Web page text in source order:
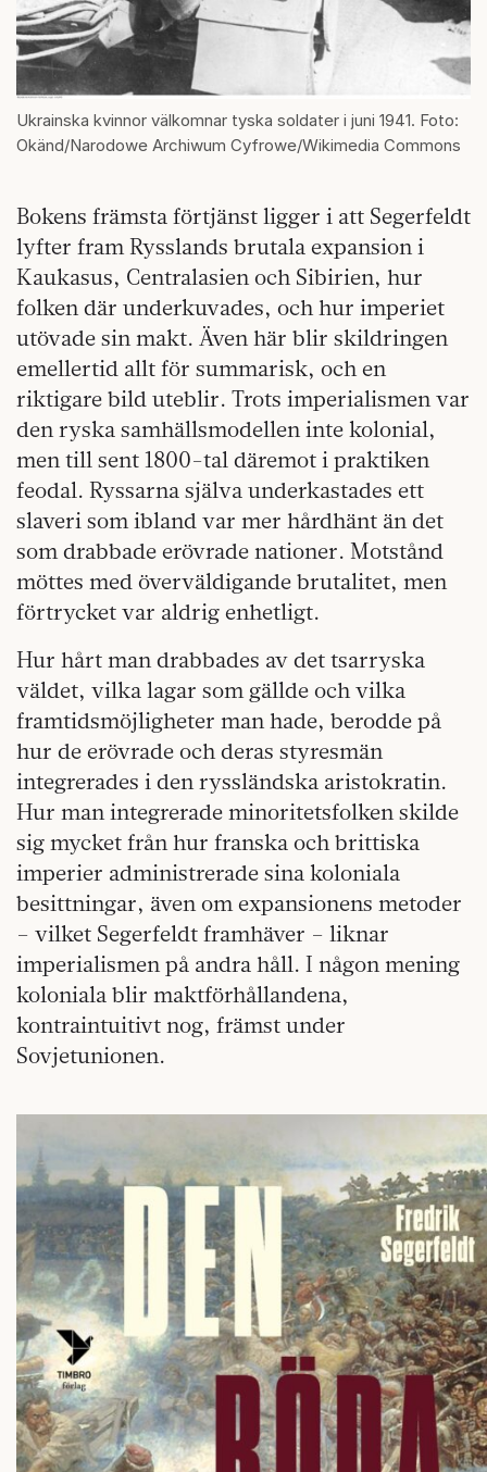
Ukrainska kvinnor välkomnar tyska soldater i juni 1941. Foto:
Okänd/Narodowe Archiwum Cyfrowe/Wikimedia Commons
Bokens främsta förtjänst ligger i att Segerfeldt
lyfter fram Rysslands brutala expansion i
Kaukasus, Centralasien och Sibirien, hur
folken där underkuvades, och hur imperiet
utövade sin makt. Även här blir skildringen
emellertid allt för summarisk, och en
riktigare bild uteblir. Trots imperialismen var
den ryska samhällsmodellen inte kolonial,
men till sent 1800-tal däremot i praktiken
feodal. Ryssarna själva underkastades ett
slaveri som ibland var mer hårdhänt än det
som drabbade erövrade nationer. Motstånd
möttes med överväldigande brutalitet, men
förtrycket var aldrig enhetligt.
Hur hårt man drabbades av det tsarryska
väldet, vilka lagar som gällde och vilka
framtidsmöjligheter man hade, berodde på
hur de erövrade och deras styresmän
integrerades i den ryssländska aristokratin.
Hur man integrerade minoritetsfolken skilde
sig mycket från hur franska och brittiska
imperier administrerade sina koloniala
besittningar, även om expansionens metoder
– vilket Segerfeldt framhäver – liknar
imperialismen på andra håll. I någon mening
koloniala blir maktförhållandena,
kontraintuitivt nog, främst under
Sovjetunionen.